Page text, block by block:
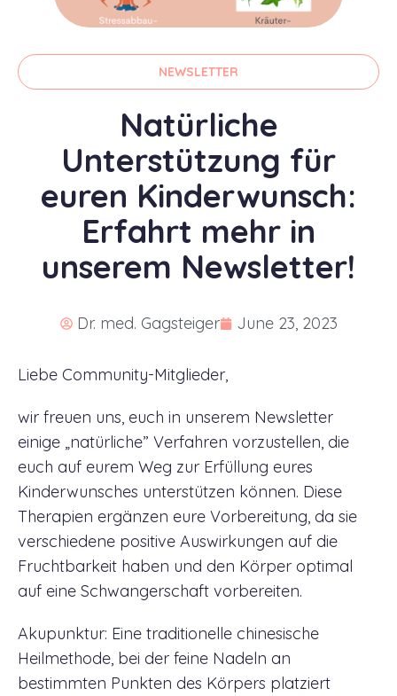
NEWSLETTER
Natürliche
Unterstützung für
euren Kinderwunsch:
Erfahrt mehr in
unserem Newsletter!
Dr. med. Gagsteiger June 23, 2023
Liebe Community-Mitglieder,
wir freuen uns, euch in unserem Newsletter
einige „natürliche” Verfahren vorzustellen, die
euch auf eurem Weg zur Erfüllung eures
Kinderwunsches unterstützen können. Diese
Therapien ergänzen eure Vorbereitung, da sie
verschiedene positive Auswirkungen auf die
Fruchtbarkeit haben und den Körper optimal
auf eine Schwangerschaft vorbereiten.
Akupunktur: Eine traditionelle chinesische
Heilmethode, bei der feine Nadeln an
bestimmten Punkten des Körpers platziert